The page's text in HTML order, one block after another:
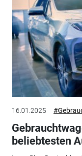
16.01.2025
beliebtesten